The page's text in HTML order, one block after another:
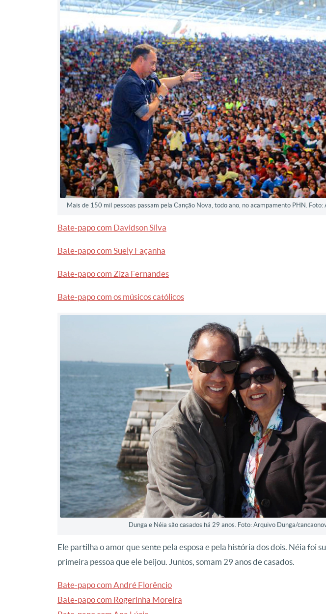
Mais de 150 mil pessoas passam pela Canção Nova, todo ano, no acampamento PHN.
Bate-papo com Davidson Silva
Bate-papo com Suely Façanha
Bate-papo com Ziza Fernandes
Bate-papo com os músicos católicos
Dunga e Néia são casados há 29 anos. Foto: Arquivo Dunga/
Ele partilha o amor que sente pela esposa e pela história dos dois. Néia foi
primeira pessoa que ele beijou. Juntos, somam 29 anos de casados.
Bate-papo com André Florêncio
Bate-papo com Rogerinha Moreira